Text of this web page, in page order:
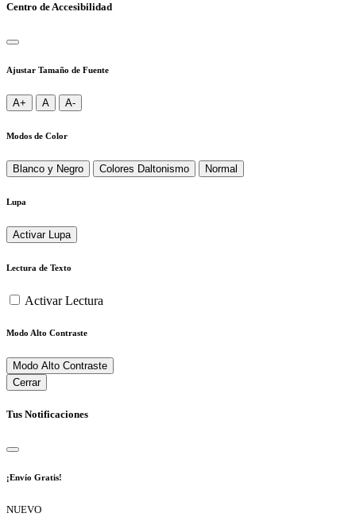
Centro de Accesibilidad
Ajustar Tamaño de Fuente
A+ A A-
Modos de Color
Blanco y Negro Colores Daltonismo Normal
Lupa
Activar Lupa
Lectura de Texto
Activar Lectura
Modo Alto Contraste
Modo Alto Contraste
Cerrar
Tus Notificaciones
¡Envío Gratis!
NUEVO